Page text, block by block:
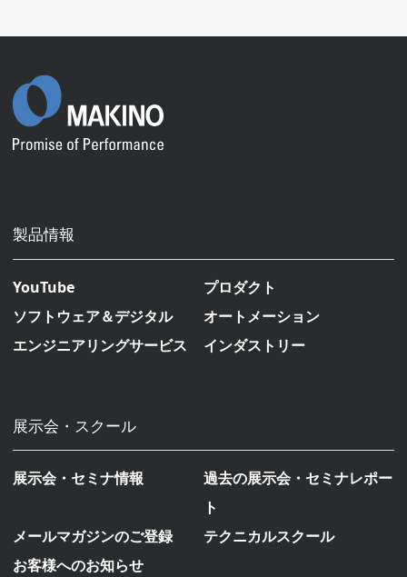
製品情報
YouTube
プロダクト
ソフトウェア＆デジタル
オートメーション
エンジニアリングサービス
インダストリー
展示会・スクール
展示会・セミナ情報
過去の展示会・セミナレポー
ト
メールマガジンのご登録
テクニカルスクール
お客様へのお知らせ